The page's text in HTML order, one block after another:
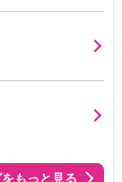
もっと見る